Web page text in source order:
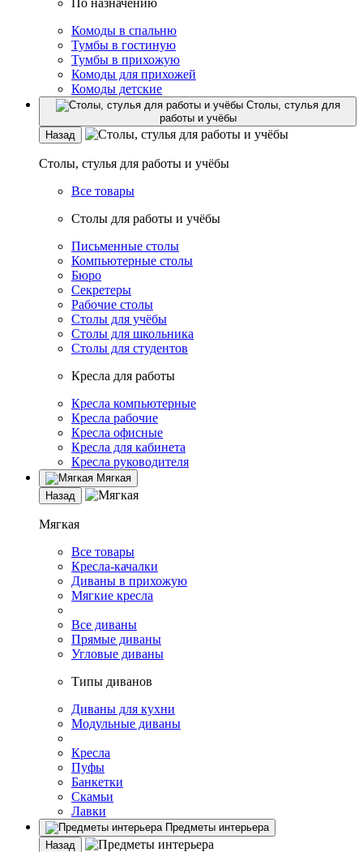
По назначению
Комоды в спальню
Тумбы в гостиную
Тумбы в прихожую
Комоды для прихожей
Комоды детские
Столы, стулья для
работы и учёбы
Назад
Столы, стулья для работы и учёбы
Все товары
Столы для работы и учёбы
Письменные столы
Компьютерные столы
Бюро
Секретеры
Рабочие столы
Столы для учёбы
Столы для школьника
Столы для студентов
Кресла для работы
Кресла компьютерные
Кресла рабочие
Кресла офисные
Кресла для кабинета
Кресла руководителя
Мягкая
Назад
Мягкая
Все товары
Кресла-качалки
Диваны в прихожую
Мягкие кресла
Все диваны
Прямые диваны
Угловые диваны
Типы диванов
Диваны для кухни
Модульные диваны
Кресла
Пуфы
Банкетки
Скамьи
Лавки
Предметы интерьера
Назад